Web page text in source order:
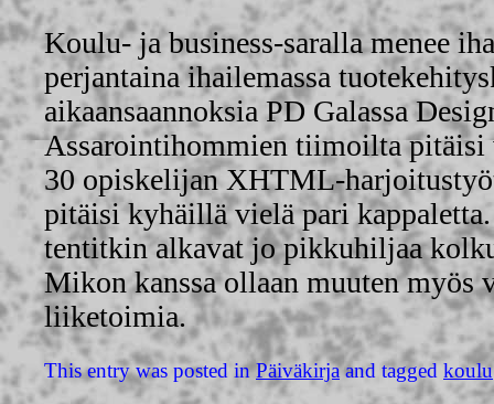
Koulu- ja business-saralla menee
perjantaina ihailemassa
aikaansaannoksia PD Galassa
Assarointihommien tiimoilta pitäisi
30 opiskelijan XHTML-
pitäisi kyhäillä vielä pari
tentitkin alkavat jo pikkuhiljaa
Mikon kanssa ollaan muuten myös
liiketoimia.
This entry was posted inPäiväkirjaand tagged koulu